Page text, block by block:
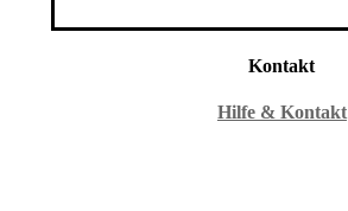
Kontakt
Hilfe & Kontakt